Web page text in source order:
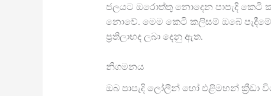
ජලයට ඔරොත්තු නොදෙන පාපැදි කෙටි
නොවේ. මෙම කෙටි කලිසම් ඔබේ
ප්‍රතිලාභද ලබා දෙනු ඇත.
නිගමනය
ඔබ පාපැදි ලෝලීන් හෝ එළිමහන් ක්‍රීඩා